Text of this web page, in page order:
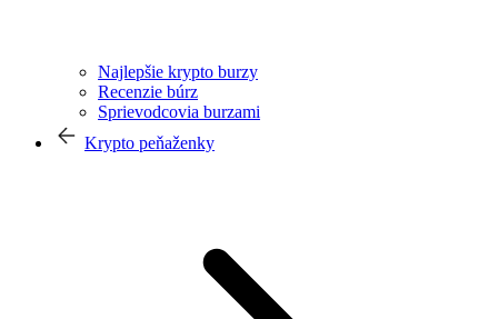
Najlepšie krypto burzy
Recenzie búrz
Sprievodcovia burzami
Krypto peňaženky